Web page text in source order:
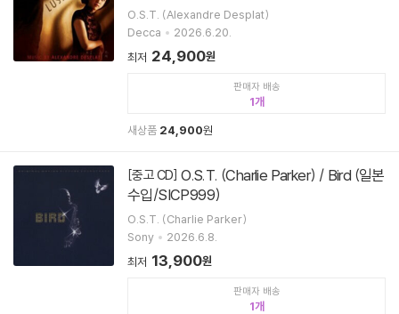
O.S.T. (Alexandre Desplat)
Decca
2026.6.20.
최저 24,900원
판매자 배송
1
새상품 24,900원
[중고 CD] O.S.T. (Charlie Parker) / Bird (일본
수입/SICP999)
O.S.T. (Charlie Parker)
Sony
2026.6.8.
최저 13,900원
판매자 배송
1